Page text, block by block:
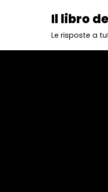
Il libro
Le risposte a